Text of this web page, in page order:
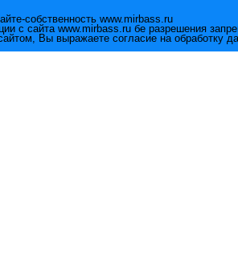
собственность www.mirbass.ru
с сайта www.mirbass.ru бе разрешения
Вы выражаете согласие на обработку